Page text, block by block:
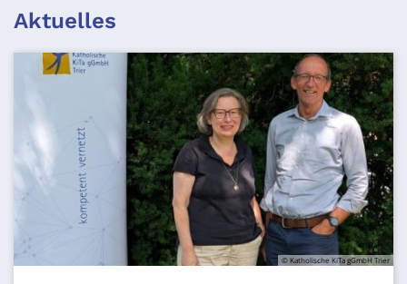
Aktuelles
© Katholische KiTa gGmbH Trier